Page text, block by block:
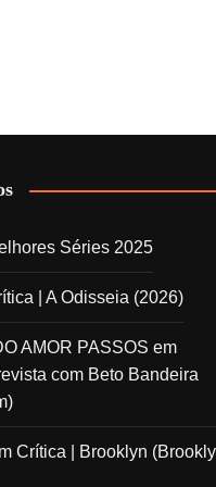
Séries 2025
| A Odisseia (2026)
AMOR PASSOS em
com Beto Bandeira
Crítica | Brooklyn